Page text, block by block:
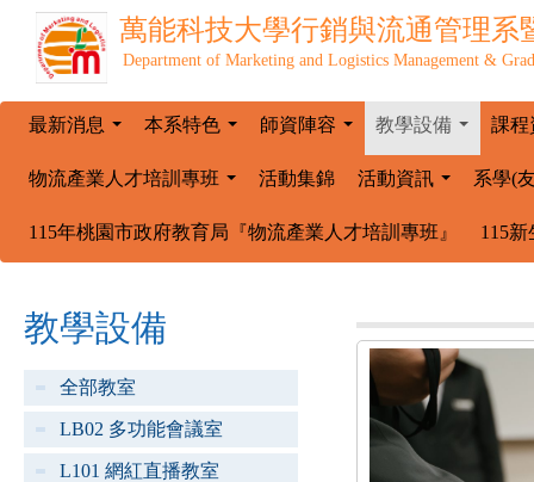
萬能科技大學行銷與流通管理系
Department of Marketing and Logistics Management &
最新消息 本系特色 師資陣容 教學設備 課程
物流產業人才培訓專班 活動集錦 活動資訊 系學(
115年桃園市政府教育局『物流產業人才培訓專班』 115
教學設備
全部教室
LB02 多功能會議室
L101 網紅直播教室